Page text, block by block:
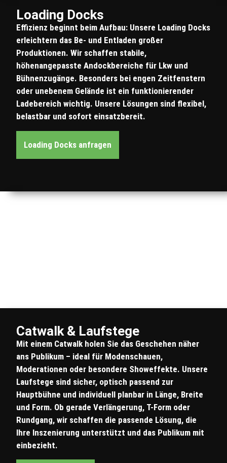
Loading Docks
Effizienz beginnt beim Aufbau: Unsere Loading Docks
erleichtern das Be- und Entladen großer
Produktionen. Wir schaffen stabile,
höhenangepasste Andockbereiche für Lkw und
Bühnenzugänge. Besonders bei engen Zeitfenstern
oder unebenem Gelände ist ein funktionierender
Ladebereich wichtig. Unsere Lösungen sind flexibel,
belastbar und sofort einsatzbereit.
Loading Docks anfragen
Catwalk & Laufstege
Mit einem Catwalk holen Sie das Geschehen näher
ans Publikum – ideal für Modenschauen,
Moderationen oder besondere Showeffekte. Unsere
Laufstege sind sicher, optisch passend zur
Hauptbühne und individuell planbar in Länge, Breite
und Form. Ob gerade Verlängerung, T-Form oder
Rundgang, wir schaffen die passende Lösung, die
Ihre Inszenierung unterstützt und das Publikum mit
einbezieht.